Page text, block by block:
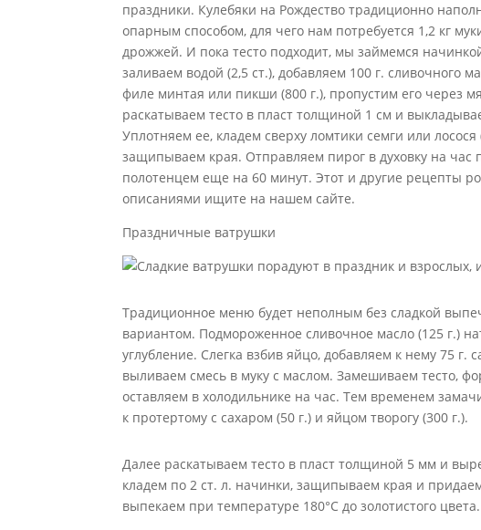
праздники. Кулебяки на Рождество традиционно
опарным способом, для чего нам потребуется 1,2 кг
дрожжей. И пока тесто подходит, мы займемся
заливаем водой (2,5 ст.), добавляем 100 г. сливочного
филе минтая или пикши (800 г.), пропустим его через
раскатываем тесто в пласт толщиной 1 см и
Уплотняем ее, кладем сверху ломтики семги или
защипываем края. Отправляем пирог в духовку на час
полотенцем еще на 60 минут. Этот и другие рецепты
описаниями ищите на нашем сайте.
Праздничные ватрушки
Традиционное меню будет неполным без сладкой
вариантом. Подмороженное сливочное масло (125 г.)
углубление. Слегка взбив яйцо, добавляем к нему 75
выливаем смесь в муку с маслом. Замешиваем тесто,
оставляем в холодильнике на час. Тем временем
к протертому с сахаром (50 г.) и яйцом творогу (300 г.).
Далее раскатываем тесто в пласт толщиной 5 мм и
кладем по 2 ст. л. начинки, защипываем края и
выпекаем при температуре 180°C до золотистого цвета.